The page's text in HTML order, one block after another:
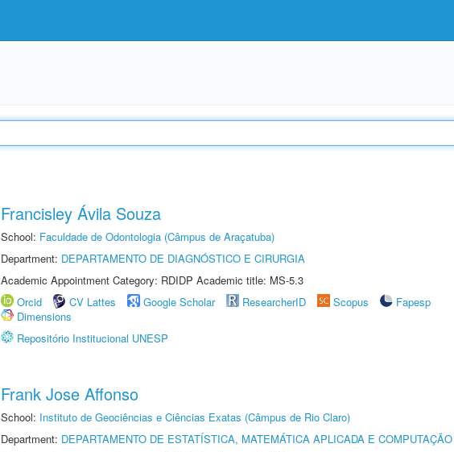
Francisley Ávila Souza
School: Faculdade de Odontologia (Câmpus de Araçatuba)
Department: DEPARTAMENTO DE DIAGNÓSTICO E CIRURGIA
Academic Appointment Category: RDIDP Academic title: MS-5.3
Orcid
CV Lattes Google Scholar ResearcherID Scopus
Fapesp
Dimensions
Repositório Institucional UNESP
Frank Jose Affonso
School: Instituto de Geociências e Ciências Exatas (Câmpus de Rio Claro)
Department: DEPARTAMENTO DE ESTATÍSTICA, MATEMÁTICA APLICADA E COMPUTAÇÃO